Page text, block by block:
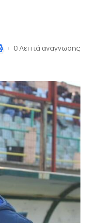
0 Λεπτά αναγνωσης